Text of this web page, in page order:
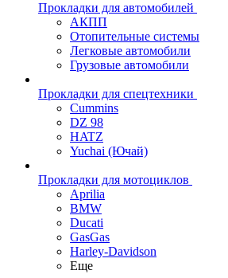
Прокладки для автомобилей
АКПП
Отопительные системы
Легковые автомобили
Грузовые автомобили
Прокладки для спецтехники
Cummins
DZ 98
HATZ
Yuchai (Ючай)
Прокладки для мотоциклов
Aprilia
BMW
Ducati
GasGas
Harley-Davidson
Еще